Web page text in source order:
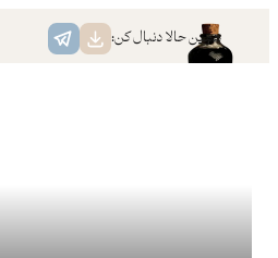
محتوا
همین حالا دنبال کن: